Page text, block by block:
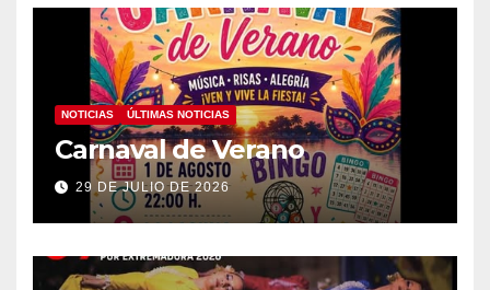
NOTICIAS ÚLTIMAS NOTICIAS
Carnaval de Verano
29 DE JULIO DE 2026